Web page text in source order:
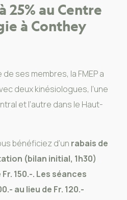
25% au Centre
à Conthey
ses membres, la FMEP a
deux kinésiologues, l’une
et l’autre dans le Haut-
bénéficiez d’un rabais de
(bilan initial, 1h30)
150.-. Les séances
au lieu de Fr. 120.-